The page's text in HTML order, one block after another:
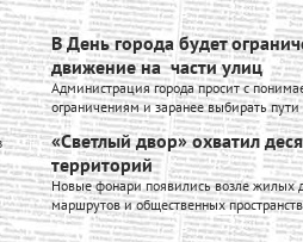
В День города будет
движение на части улиц
Администрация города просит с
ограничениям и заранее выбирать пути
«Светлый двор» охватил
территорий
Новые фонари появились возле жилых
маршрутов и общественных пространств